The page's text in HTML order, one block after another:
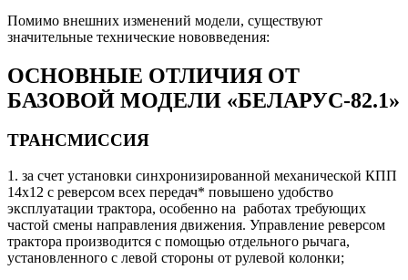
Помимо внешних изменений модели, существуют
значительные технические нововведения:
ОСНОВНЫЕ ОТЛИЧИЯ ОТ
БАЗОВОЙ МОДЕЛИ «БЕЛАРУС-82.1»
ТРАНСМИССИЯ
1. за счет установки синхронизированной механической КПП
14х12 с реверсом всех передач* повышено удобство
эксплуатации трактора, особенно на работах требующих
частой смены направления движения. Управление реверсом
трактора производится с помощью отдельного рычага,
установленного с левой стороны от рулевой колонки;